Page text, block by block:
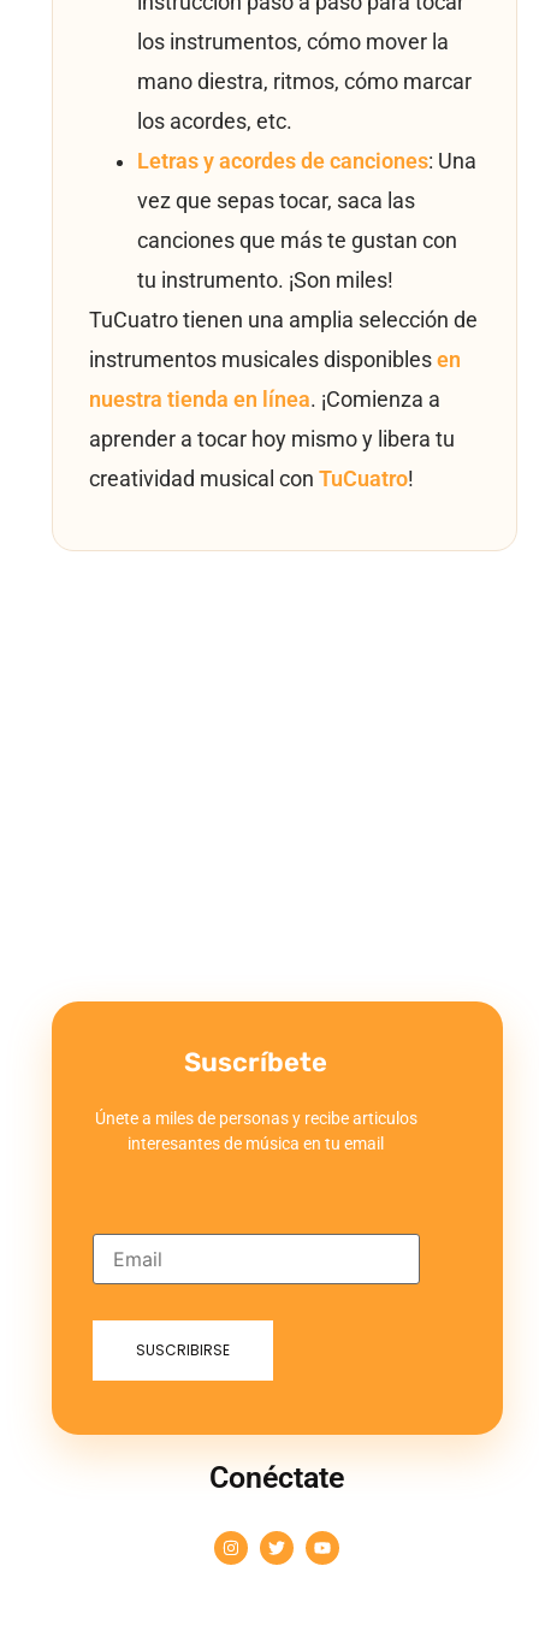
los instrumentos, cómo mover la
mano diestra, ritmos, cómo marcar
los acordes, etc.
Letras y acordes de canciones: Una
vez que sepas tocar, saca las
canciones que más te gustan con
tu instrumento. ¡Son miles!
TuCuatro tienen una amplia selección de
instrumentos musicales disponibles en
nuestra tienda en línea. ¡Comienza a
aprender a tocar hoy mismo y libera tu
creatividad musical con TuCuatro!
Suscríbete
Únete a miles de personas y recibe articulos
interesantes de música en tu email
Conéctate